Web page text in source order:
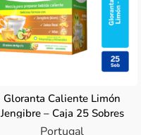
Gloranta Caliente Limón
Jengibre – Caja 25 Sobres
Portugal